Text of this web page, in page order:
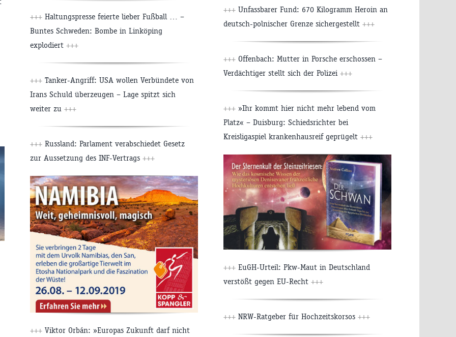
+++ Haltungspresse feierte lieber Fußball … –
Buntes Schweden: Bombe in Linköping
explodiert +++
+++ Tanker-Angriff: USA wollen Verbündete von
Irans Schuld überzeugen – Lage spitzt sich
weiter zu +++
+++ Russland: Parlament verabschiedet Gesetz
zur Aussetzung des INF-Vertrags +++
+++ Viktor Orbán: »Europas Zukunft darf nicht
+++ Unfassbarer Fund: 670 Kilogramm Heroin an
deutsch-polnischer Grenze sichergestellt +++
+++ Offenbach: Mutter in Porsche erschossen –
Verdächtiger stellt sich der Polizei +++
+++ »Ihr kommt hier nicht mehr lebend vom
Platz« – Duisburg: Schiedsrichter bei
Kreisligaspiel krankenhausreif geprügelt +++
+++ EuGH-Urteil: Pkw-Maut in Deutschland
verstößt gegen EU-Recht +++
+++ NRW-Ratgeber für Hochzeitskorsos +++